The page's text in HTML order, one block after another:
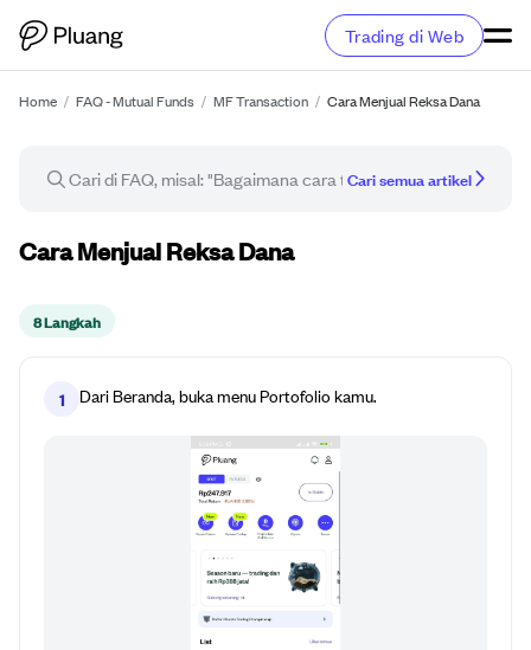
Trading di Web
Home / FAQ - Mutual Funds / MF Transaction / Cara Menjual Reksa Dana
Cari semua artikel
Panduan cara
Cara Menjual Reksa Dana
8 Langkah
1 Dari Beranda, buka menu Portofolio kamu.